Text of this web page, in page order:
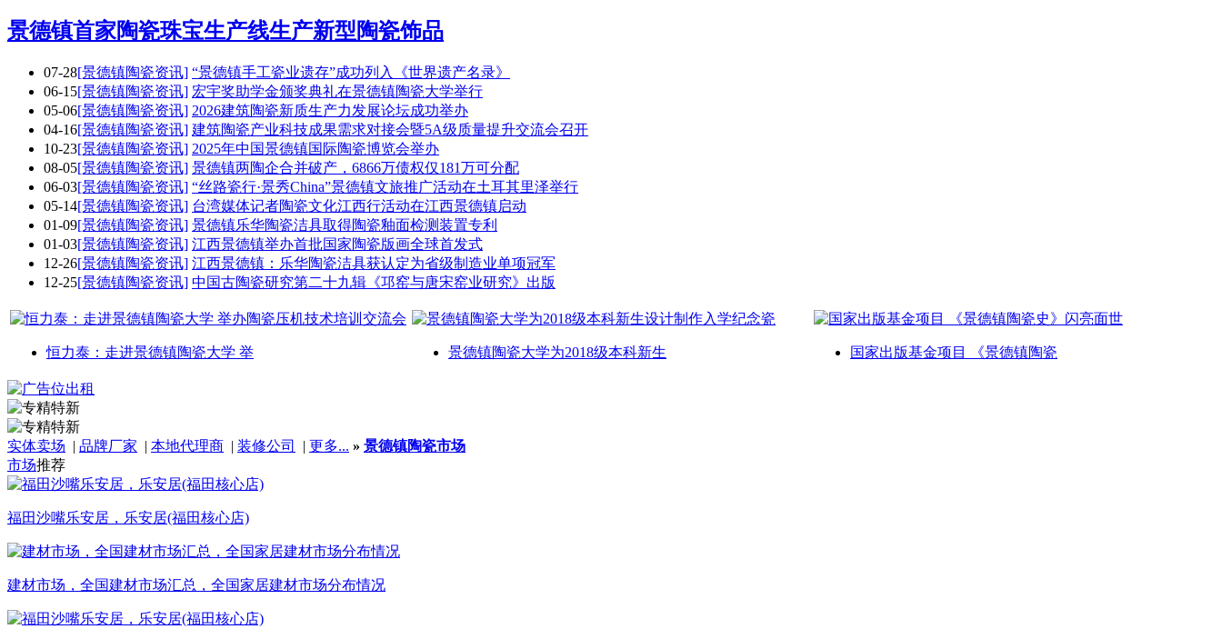
景德镇首家陶瓷珠宝生产线生产新型陶瓷饰品
07-28[景德镇陶瓷资讯] “景德镇手工瓷业遗存”成功列入《世界遗产名录》
06-15[景德镇陶瓷资讯] 宏宇奖助学金颁奖典礼在景德镇陶瓷大学举行
05-06[景德镇陶瓷资讯] 2026建筑陶瓷新质生产力发展论坛成功举办
04-16[景德镇陶瓷资讯] 建筑陶瓷产业科技成果需求对接会暨5A级质量提升交流会召开
10-23[景德镇陶瓷资讯] 2025年中国景德镇国际陶瓷博览会举办
08-05[景德镇陶瓷资讯] 景德镇两陶企合并破产，6866万债权仅181万可分配
06-03[景德镇陶瓷资讯] “丝路瓷行·景秀China”景德镇文旅推广活动在土耳其里泽举行
05-14[景德镇陶瓷资讯] 台湾媒体记者陶瓷文化江西行活动在江西景德镇启动
01-09[景德镇陶瓷资讯] 景德镇乐华陶瓷洁具取得陶瓷釉面检测装置专利
01-03[景德镇陶瓷资讯] 江西景德镇举办首批国家陶瓷版画全球首发式
12-26[景德镇陶瓷资讯] 江西景德镇：乐华陶瓷洁具获认定为省级制造业单项冠军
12-25[景德镇陶瓷资讯] 中国古陶瓷研究第二十九辑《邛窑与唐宋窑业研究》出版
恒力泰：走进景德镇陶瓷大学 举 景德镇陶瓷大学为2018级本科新生 国家出版基金项目 《景德镇陶瓷
实体卖场 | 品牌厂家 | 本地代理商 | 装修公司 | 更多... » 景德镇陶瓷市场
市场推荐
福田沙嘴乐安居，乐安居(福田核心店)
建材市场，全国建材市场汇总，全国家居建材市场分布情况